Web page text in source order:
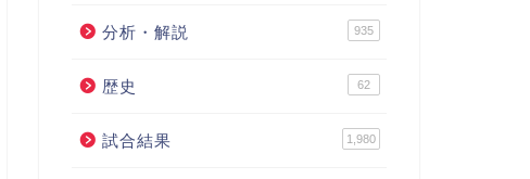
分析・解説 935
歴史 62
試合結果 1,980